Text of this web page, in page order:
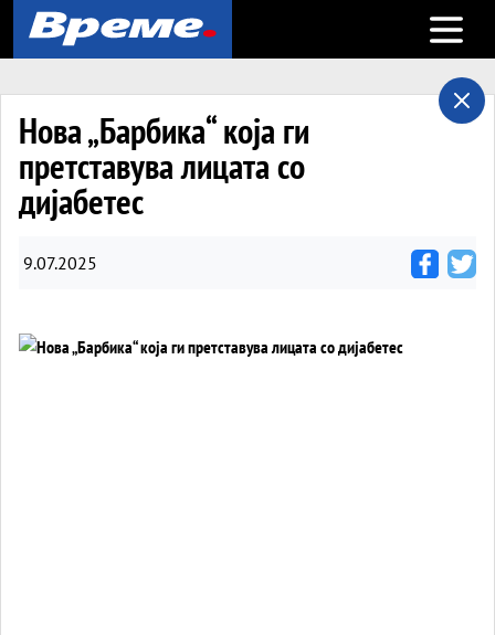
Open
Нова „Барбика“ која ги
претставува лицата со
дијабетес
9.07.2025